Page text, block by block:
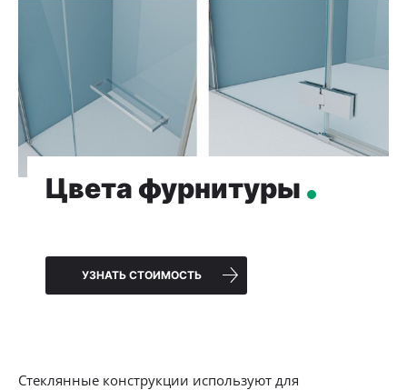
Цвета фурнитуры
УЗНАТЬ СТОИМОСТЬ
Стеклянные конструкции используют для